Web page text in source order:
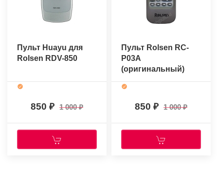
Пульт Huayu для
Rolsen RDV-850
850 1 000
Пульт Rolsen RC-
P03A
(оригинальный)
850 1 000